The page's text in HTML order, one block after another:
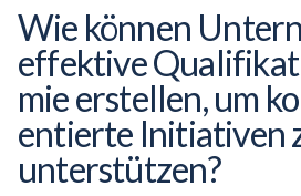
Wie können
effektive
mieerstellen, um
entierte Initiativen
unterstützen?